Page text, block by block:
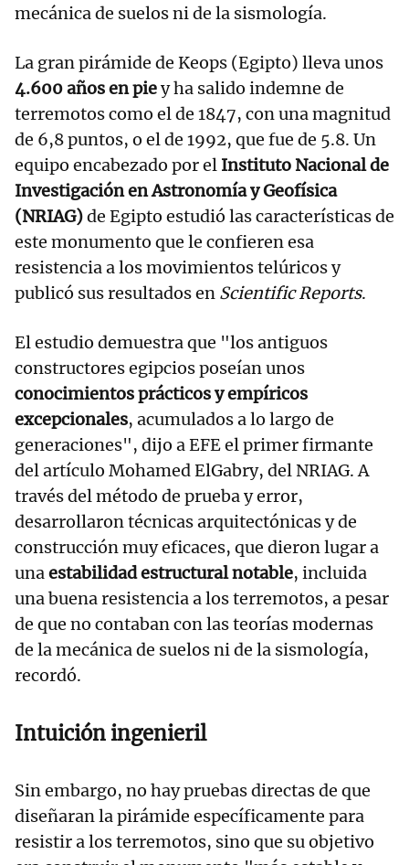
mecánica de suelos ni de la sismología.
La gran pirámide de Keops (Egipto) lleva unos
4.600 años en piey ha salido indemne de
terremotos como el de 1847, con una magnitud
de 6,8 puntos, o el de 1992, que fue de 5.8. Un
equipo encabezado por el Instituto Nacional de
Investigación en Astronomía y Geofísica
(NRIAG)de Egipto estudió las características de
este monumento que le confieren esa
resistencia a los movimientos telúricos y
publicó sus resultados en Scientific Reports.
El estudio demuestra que "los antiguos
constructores egipcios poseían unos
conocimientos prácticos y empíricos
excepcionales, acumulados a lo largo de
generaciones", dijo a EFE el primer firmante
del artículo Mohamed ElGabry, del NRIAG. A
través del método de prueba y error,
desarrollaron técnicas arquitectónicas y de
construcción muy eficaces, que dieron lugar a
unaestabilidad estructural notable, incluida
una buena resistencia a los terremotos, a pesar
de que no contaban con las teorías modernas
de la mecánica de suelos ni de la sismología,
recordó.
Intuición ingenieril
Sin embargo, no hay pruebas directas de que
diseñaran la pirámide específicamente para
resistir a los terremotos, sino que su objetivo